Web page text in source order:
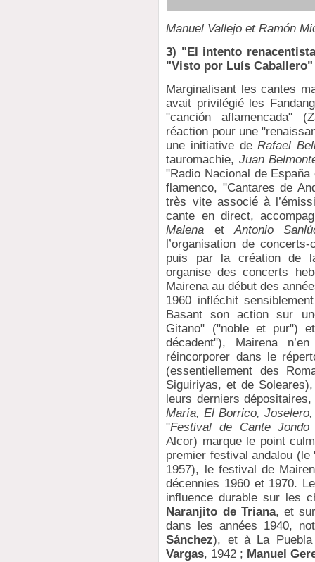
Manuel Vallejo et Ramón
3) "El intento
"Visto por Luís
Marginalisant les cantes
avait privilégié les
"canción aflamencada"
réaction pour une
une initiative deRafael
tauromachie, Juan
"Radio Nacional de
flamenco, "Cantares de
très vite associé à
cante en direct,
Malena etAntonio
l’organisation de
puis par la création de
organise des concerts
Mairena au début des
1960 infléchit
Basant son action sur
Gitano" ("noble et pur")
décadent"), Mairena
réincorporer dans le
(essentiellement des
Siguiriyas, et de
leurs derniers
María, El Borrico,
"Festival de Cante Jondo
Alcor) marque le point
premier festival andalou (le
1957), le festival de
décennies 1960 et 1970.
influence durable sur les
Naranjito de Triana, et
dans les années 1940,
Sánchez), et à La
Vargas, 1942 ; Manuel